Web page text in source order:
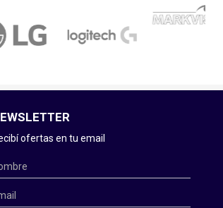
ofertas en tu email